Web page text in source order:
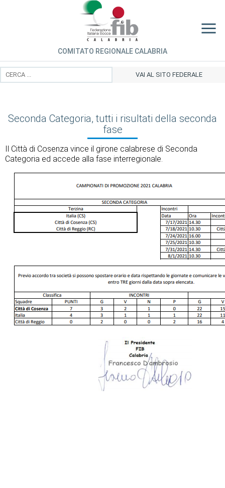
COMITATO REGIONALE CALABRIA
VAI AL SITO FEDERALE
Seconda Categoria, tutti i risultati della seconda
fase
Il Città di Cosenza vince il girone calabrese di Seconda
Categoria ed accede alla fase interregionale.